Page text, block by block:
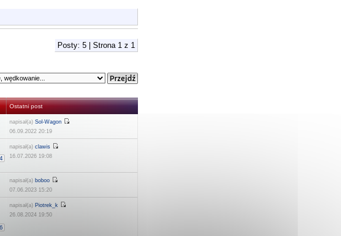
Posty: 5 | Strona 1 z 1
Ostatni post
napisał(a)Sol-Wagon
06.09.2022 20:19
napisał(a)clawis
16.07.2026 19:08
napisał(a) boboo
07.06.2023 15:20
napisał(a) Piotrek_k
26.08.2024 19:50